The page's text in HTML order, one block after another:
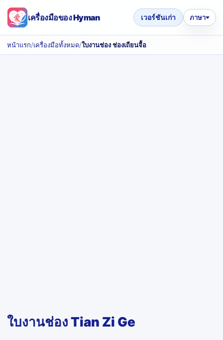
เครื่องมือของ Hyman เวอร์ชันเก่า ภาษา
หน้าแรก/เครื่องมือทั้งหมด/ใบงานช่อง ช่องเถียนจื้อ
ใบงานช่อง Tian Zi Ge